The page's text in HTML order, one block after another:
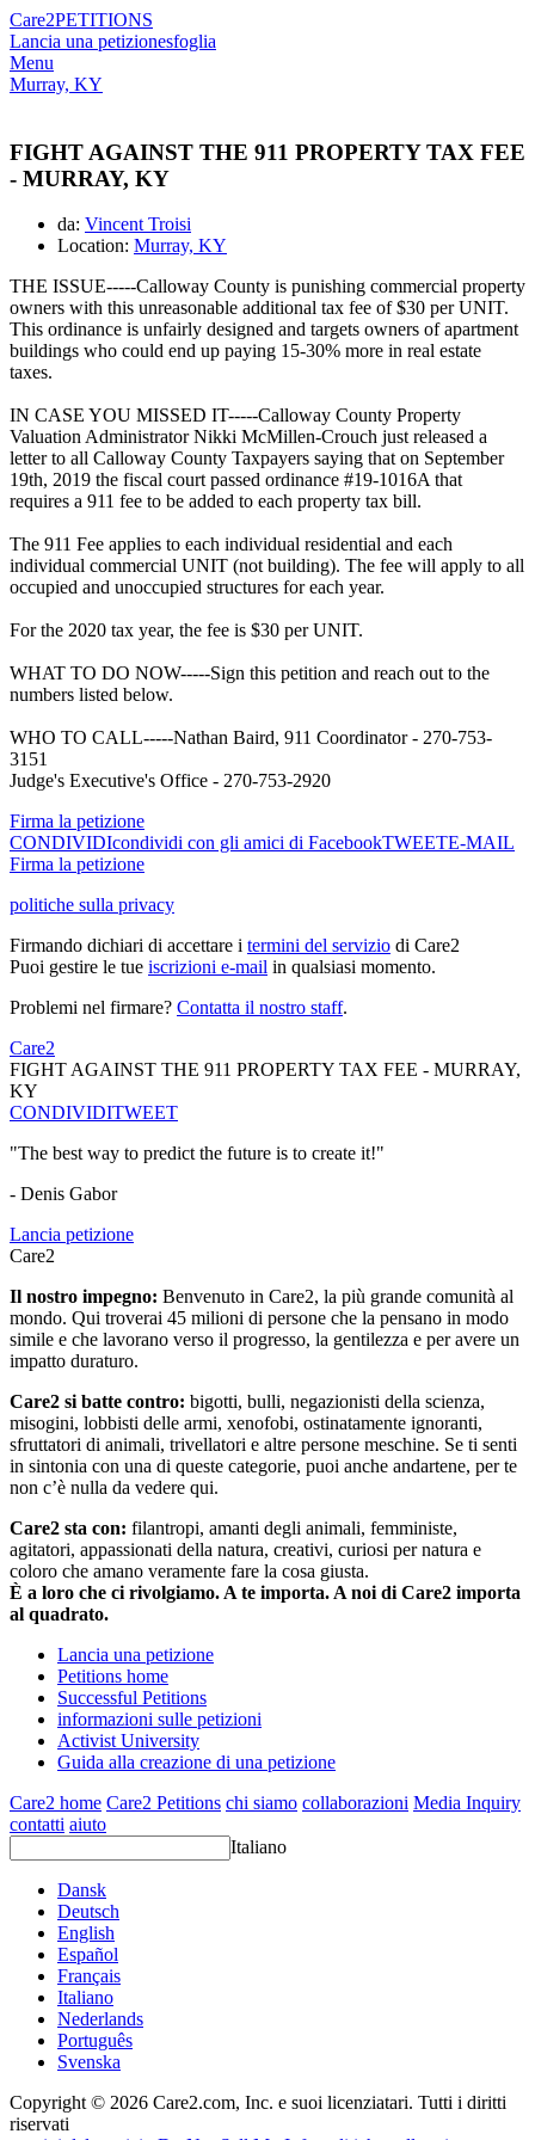
Care2PETITIONS
Lancia una petizionesfoglia
Menu
Murray, KY
FIGHT AGAINST THE 911 PROPERTY TAX FEE
- MURRAY, KY
da: Vincent Troisi
Location: Murray, KY
THE ISSUE-----Calloway County is punishing commercial property
owners with this unreasonable additional tax fee of $30 per UNIT.
This ordinance is unfairly designed and targets owners of apartment
buildings who could end up paying 15-30% more in real estate
taxes.
IN CASE YOU MISSED IT-----Calloway County Property
Valuation Administrator Nikki McMillen-Crouch just released a
letter to all Calloway County Taxpayers saying that on September
19th, 2019 the fiscal court passed ordinance #19-1016A that
requires a 911 fee to be added to each property tax bill.
The 911 Fee applies to each individual residential and each
individual commercial UNIT (not building). The fee will apply to all
occupied and unoccupied structures for each year.
For the 2020 tax year, the fee is $30 per UNIT.
WHAT TO DO NOW-----Sign this petition and reach out to the
numbers listed below.
WHO TO CALL-----Nathan Baird, 911 Coordinator - 270-753-
3151
Judge's Executive's Office - 270-753-2920
Firma la petizione
CONDIVIDIcondividi con gli amici di FacebookTWEETE-MAIL
Firma la petizione
politiche sulla privacy
Firmando dichiari di accettare i termini del servizio di Care2
Puoi gestire le tue iscrizioni e-mail in qualsiasi momento.
Problemi nel firmare? Contatta il nostro staff.
Care2
FIGHT AGAINST THE 911 PROPERTY TAX FEE - MURRAY,
KY
CONDIVIDITWEET
"The best way to predict the future is to create it!"
- Denis Gabor
Lancia petizione
Care2
Il nostro impegno: Benvenuto in Care2, la più grande comunità al
mondo. Qui troverai 45 milioni di persone che la pensano in modo
simile e che lavorano verso il progresso, la gentilezza e per avere un
impatto duraturo.
Care2 si batte contro: bigotti, bulli, negazionisti della scienza,
misogini, lobbisti delle armi, xenofobi, ostinatamente ignoranti,
sfruttatori di animali, trivellatori e altre persone meschine. Se ti senti
in sintonia con una di queste categorie, puoi anche andartene, per te
non c’è nulla da vedere qui.
Care2 sta con: filantropi, amanti degli animali, femministe,
agitatori, appassionati della natura, creativi, curiosi per natura e
coloro che amano veramente fare la cosa giusta.
È a loro che ci rivolgiamo. A te importa. A noi di Care2 importa
al quadrato.
Lancia una petizione
Petitions home
Successful Petitions
informazioni sulle petizioni
Activist University
Guida alla creazione di una petizione
Care2 home Care2 Petitions chi siamo collaborazioni Media Inquiry
contatti aiuto
Italiano
Dansk
Deutsch
English
Español
Français
Italiano
Nederlands
Português
Svenska
Copyright © 2026 Care2.com, Inc. e suoi licenziatari. Tutti i diritti
riservati